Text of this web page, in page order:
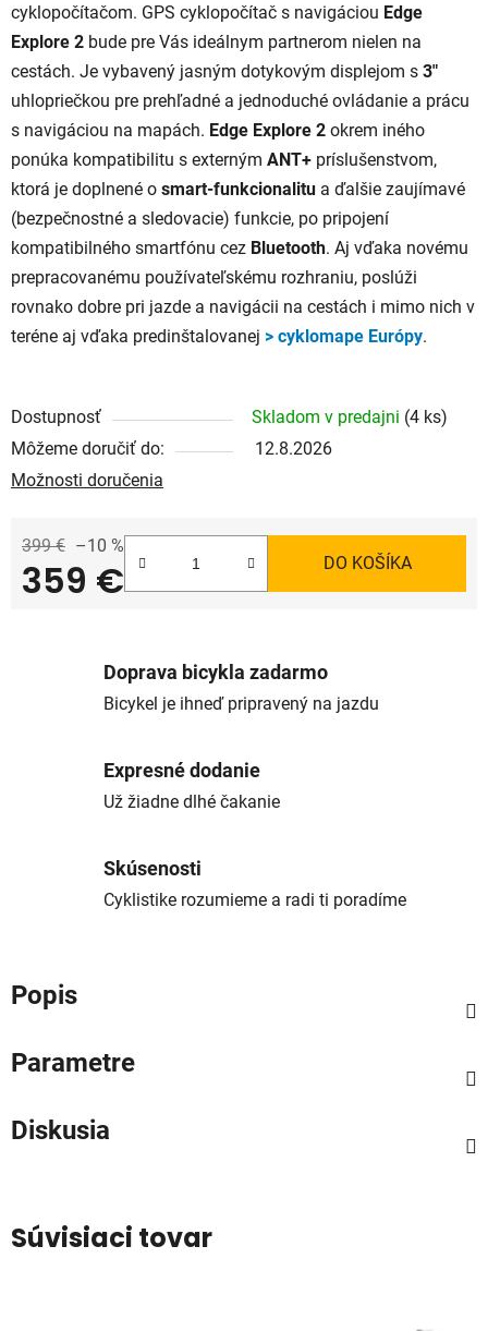
cyklopočítačom. GPS cyklopočítač s navigáciou Edge
Explore 2 bude pre Vás ideálnym partnerom nielen na
cestách. Je vybavený jasným dotykovým displejom s 3"
uhlopriečkou pre prehľadné a jednoduché ovládanie a prácu
s navigáciou na mapách. Edge Explore 2 okrem iného
ponúka kompatibilitu s externým ANT+ príslušenstvom,
ktorá je doplnené o smart-funkcionalitu a ďalšie zaujímavé
(bezpečnostné a sledovacie) funkcie, po pripojení
kompatibilného smartfónu cez Bluetooth. Aj vďaka novému
prepracovanému používateľskému rozhraniu, poslúži
rovnako dobre pri jazde a navigácii na cestách i mimo nich v
teréne aj vďaka predinštalovanej > cyklomape Európy.
Dostupnosť Skladom v predajni (4 ks)
Môžeme doručiť do:
12.8.2026
Možnosti doručenia
399 € –10 %
359 € DO KOŠÍKA
Doprava bicykla zadarmo
Bicykel je ihneď pripravený na jazdu
Expresné dodanie
Už žiadne dlhé čakanie
Skúsenosti
Cyklistike rozumieme a radi ti poradíme
Popis
Parametre
Diskusia
Súvisiaci tovar